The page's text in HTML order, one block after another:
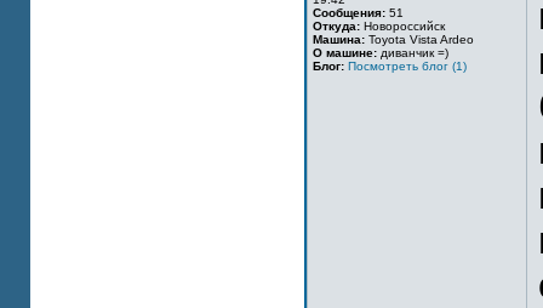
Сообщения: 51
Откуда: Новороссийск
Машина: Toyota Vista Ardeo
О машине: диванчик =)
Блог: Посмотреть блог (1)